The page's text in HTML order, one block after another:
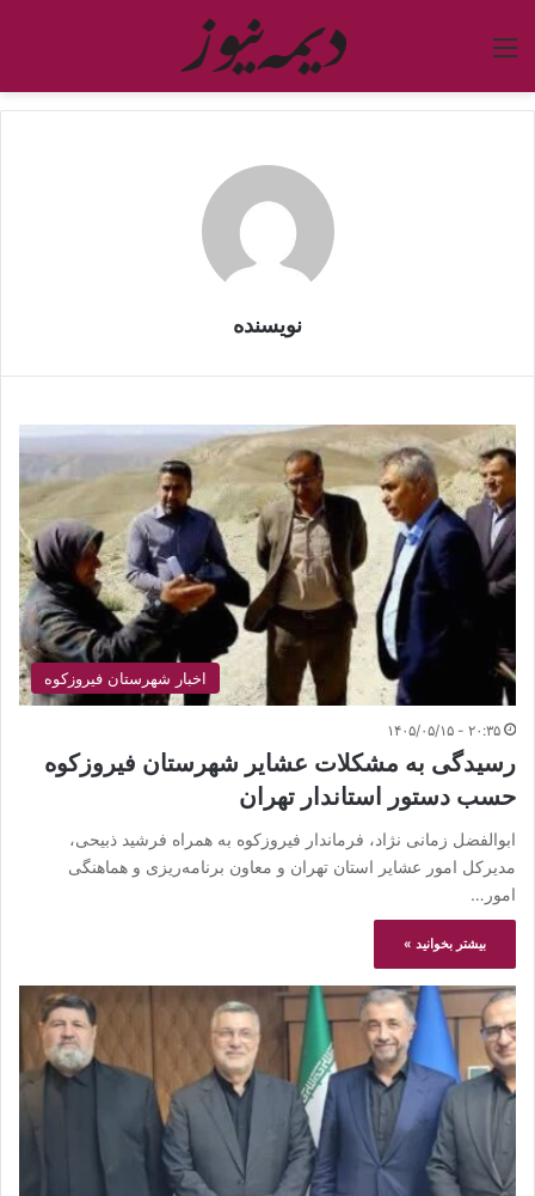
منو
نویسنده
اخبار شهرستان فیروزکوه
۲۰:۳۵ - ۱۴۰۵/۰۵/۱۵
رسیدگی به مشکلات عشایر شهرستان فیروزکوه
حسب دستور استاندار تهران
ابوالفضل زمانی نژاد، فرماندار فیروزکوه به همراه فرشید ذبیحی،
مدیرکل امور عشایر استان تهران و معاون برنامه‌ریزی و هماهنگی
امور…
بیشتر بخوانید »